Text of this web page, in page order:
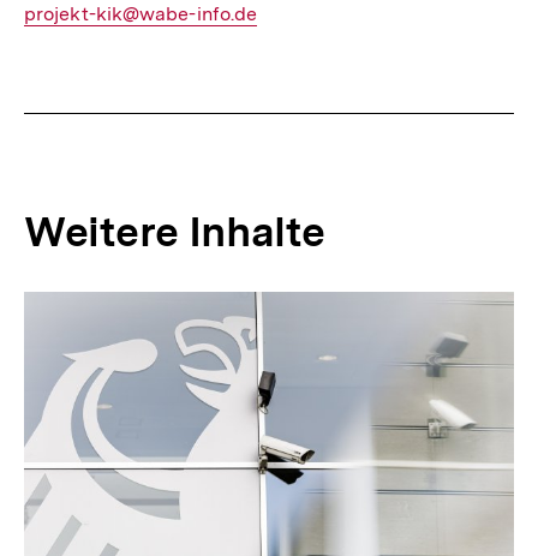
E-
projekt-kik@wabe-info.de
Weitere Inhalte
weitere
Inhalte